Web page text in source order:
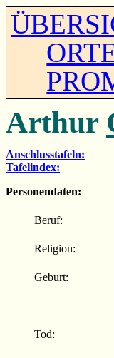
Arthur
Anschlusstafeln:
Tafelindex:
Personendaten:
Beruf:
Religion:
Geburt:
Tod: